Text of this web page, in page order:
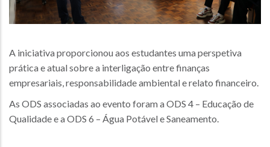
A iniciativa proporcionou aos estudantes uma perspetiva
prática e atual sobre a interligação entre finanças
empresariais, responsabilidade ambiental e relato financeiro.
As ODS associadas ao evento foram a ODS 4 – Educação de
Qualidade e a ODS 6 – Água Potável e Saneamento.